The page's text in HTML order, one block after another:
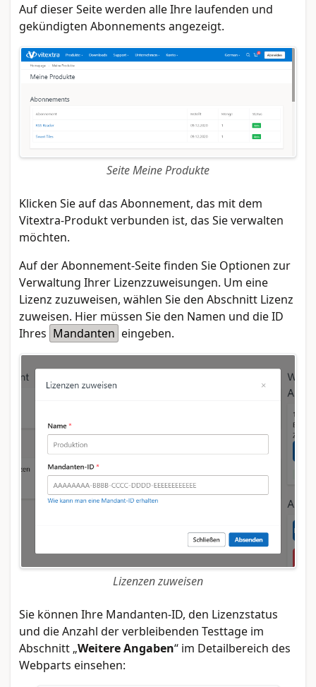
Auf dieser Seite werden alle Ihre laufenden und
gekündigten Abonnements angezeigt.
Seite Meine Produkte
Klicken Sie auf das Abonnement, das mit dem
Vitextra-Produkt verbunden ist, das Sie verwalten
möchten.
Auf der Abonnement-Seite finden Sie Optionen zur
Verwaltung Ihrer Lizenzzuweisungen. Um eine
Lizenz zuzuweisen, wählen Sie den Abschnitt Lizenz
zuweisen. Hier müssen Sie den Namen und die ID
Ihres Mandanten eingeben.
Lizenzen zuweisen
Sie können Ihre Mandanten-ID, den Lizenzstatus
und die Anzahl der verbleibenden Testtage im
Abschnitt „Weitere Angaben“ im Detailbereich des
Webparts einsehen: